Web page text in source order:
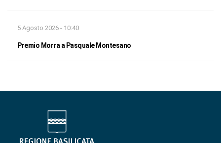
5 Agosto 2026 - 10:40
Premio Morra a Pasquale Montesano